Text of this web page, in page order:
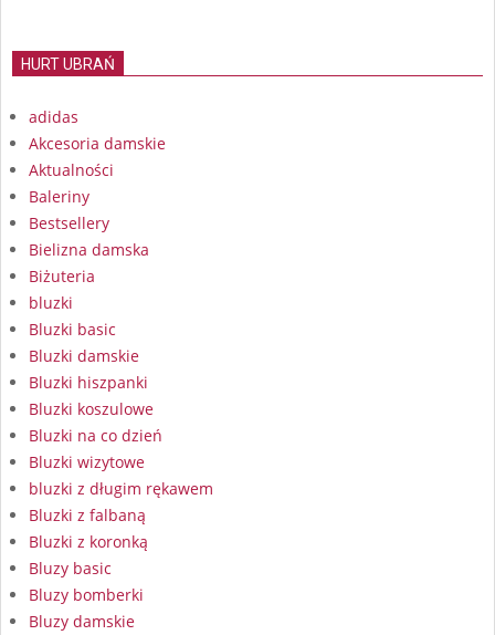
HURT UBRAŃ
adidas
Akcesoria damskie
Aktualności
Baleriny
Bestsellery
Bielizna damska
Biżuteria
bluzki
Bluzki basic
Bluzki damskie
Bluzki hiszpanki
Bluzki koszulowe
Bluzki na co dzień
Bluzki wizytowe
bluzki z długim rękawem
Bluzki z falbaną
Bluzki z koronką
Bluzy basic
Bluzy bomberki
Bluzy damskie